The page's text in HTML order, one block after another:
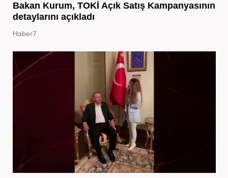
Bakan Kurum, TOKİ Açık Satış Kampanyasının
detaylarını açıkladı
Haber7